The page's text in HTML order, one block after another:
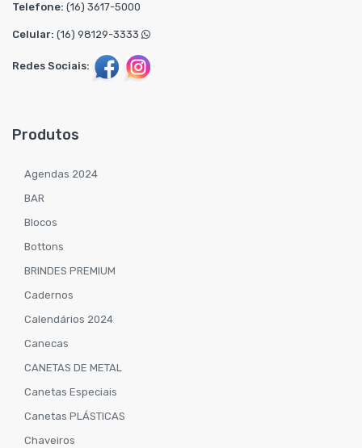
Telefone: (16) 3617-5000
Celular: (16) 98129-3333
Redes Sociais:
Produtos
Agendas 2024
BAR
Blocos
Bottons
BRINDES PREMIUM
Cadernos
Calendários 2024
Canecas
CANETAS DE METAL
Canetas Especiais
Canetas PLÁSTICAS
Chaveiros